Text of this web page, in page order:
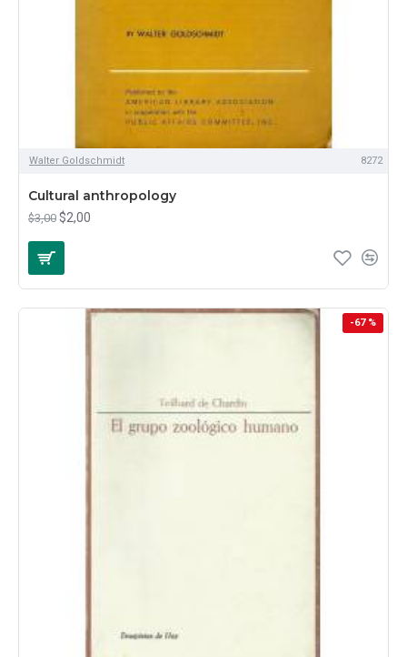
Walter Goldschmidt 8272
Cultural anthropology
$3,00 $2,00
-67 %